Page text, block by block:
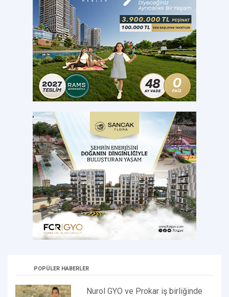
POPÜLER HABERLER
Nurol GYO ve Prokar iş birliğinde